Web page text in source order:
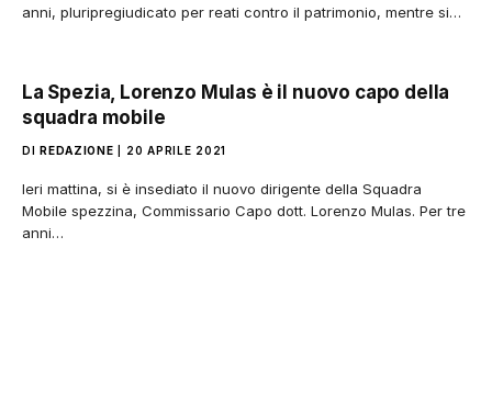
anni, pluripregiudicato per reati contro il patrimonio, mentre si…
La Spezia, Lorenzo Mulas è il nuovo capo della
squadra mobile
DI REDAZIONE 20 APRILE 2021
Ieri mattina, si è insediato il nuovo dirigente della Squadra
Mobile spezzina, Commissario Capo dott. Lorenzo Mulas. Per tre
anni…